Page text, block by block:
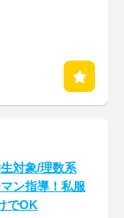
対象/理数系
ン指導！私服
でOK